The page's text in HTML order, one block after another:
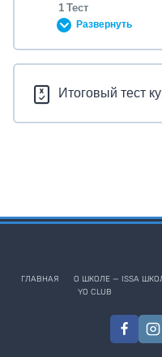
Тест по уроку 6.
1 Тест
Развернуть
Итоговый тест
ГЛАВНАЯ О ШКОЛЕ — ISSA
YO CLUB